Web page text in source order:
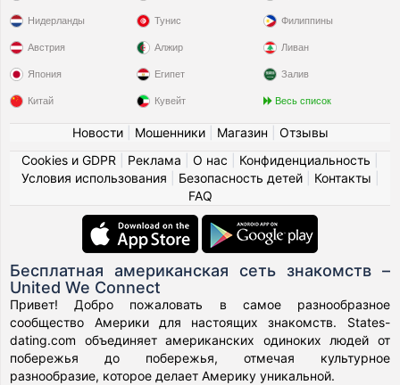
Нидерланды
Австрия
Япония
Китай
Тунис
Алжир
Египет
Кувейт
Филиппины
Ливан
Залив
Весь список
Новости| Мошенники| Магазин
Отзывы
Cookies и GDPR
Реклама О нас Конфиденциальность
Условия использования
Безопасность детей| Контакты
FAQ
Бесплатная американская сеть знакомств –
United We Connect
Привет! Добро пожаловать в самое разнообразное
сообщество Америки для настоящих знакомств. States-
dating.com объединяет американских одиноких людей от
побережья до побережья, отмечая культурное
разнообразие, которое делает Америку уникальной.